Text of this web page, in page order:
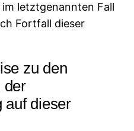
letztgenannten Fall
Fortfall dieser
zu den
der
auf dieser